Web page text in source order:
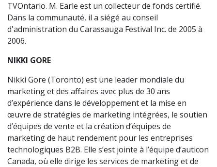
TVOntario. M. Earle est un collecteur de fonds certifié.
Dans la communauté, il a siégé au conseil
d'administration du Carassauga Festival Inc. de 2005 à
2006.
NIKKI GORE
Nikki Gore (Toronto) est une leader mondiale du
marketing et des affaires avec plus de 30 ans
d’expérience dans le développement et la mise en
œuvre de stratégies de marketing intégrées, le soutien
d’équipes de vente et la création d’équipes de
marketing de haut rendement pour les entreprises
technologiques B2B. Elle s’est jointe à l’équipe d’auticon
Canada, où elle dirige les services de marketing et de